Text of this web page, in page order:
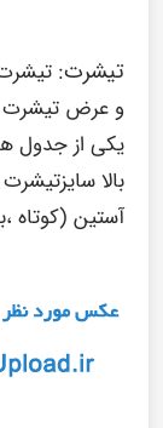
تیشرت:
و عرض تیشرت
یکی از جدول
بالا
آستین (کوتاه